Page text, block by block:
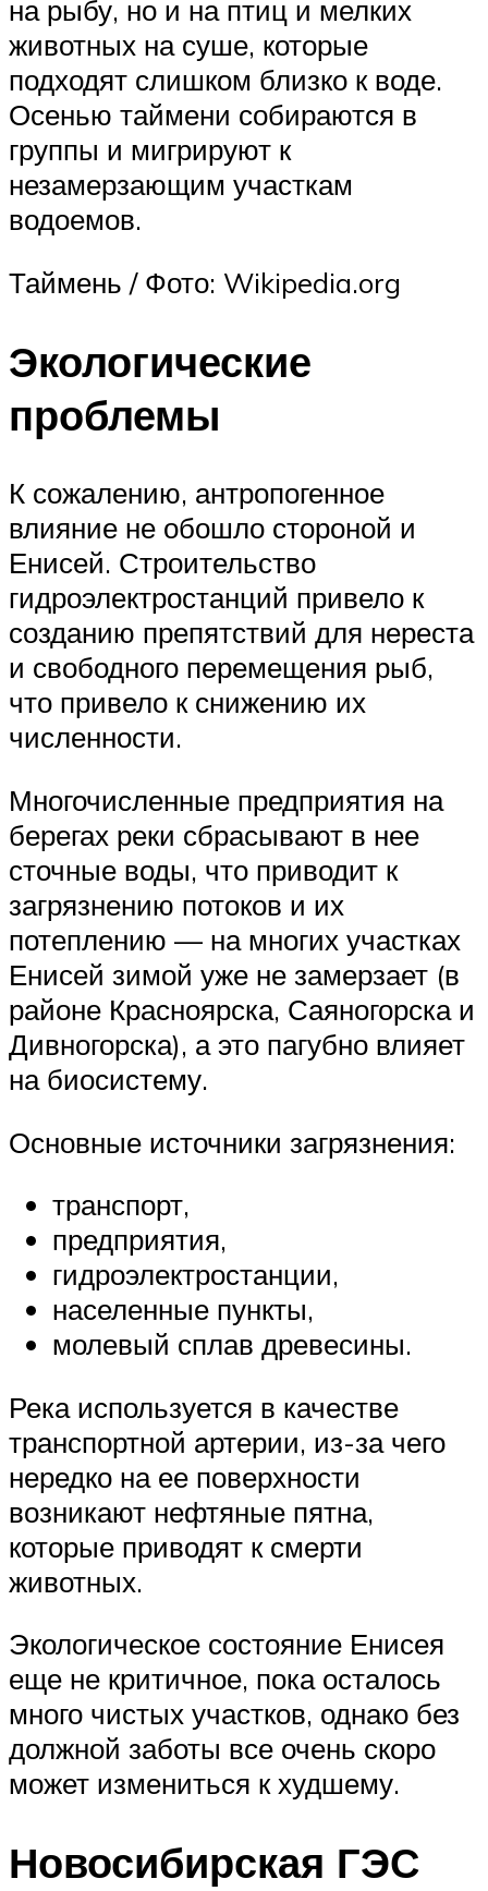
на рыбу, но и на птиц и мелких
животных на суше, которые
подходят слишком близко к воде.
Осенью таймени собираются в
группы и мигрируют к
незамерзающим участкам
водоемов.
Таймень / Фото: Wikipedia.org
Экологические
проблемы
К сожалению, антропогенное
влияние не обошло стороной и
Енисей. Строительство
гидроэлектростанций привело к
созданию препятствий для нереста
и свободного перемещения рыб,
что привело к снижению их
численности.
Многочисленные предприятия на
берегах реки сбрасывают в нее
сточные воды, что приводит к
загрязнению потоков и их
потеплению — на многих участках
Енисей зимой уже не замерзает (в
районе Красноярска, Саяногорска и
Дивногорска), а это пагубно влияет
на биосистему.
Основные источники загрязнения:
транспорт,
предприятия,
гидроэлектростанции,
населенные пункты,
молевый сплав древесины.
Река используется в качестве
транспортной артерии, из-за чего
нередко на ее поверхности
возникают нефтяные пятна,
которые приводят к смерти
животных.
Экологическое состояние Енисея
еще не критичное, пока осталось
много чистых участков, однако без
должной заботы все очень скоро
может измениться к худшему.
Новосибирская ГЭС